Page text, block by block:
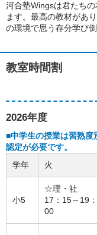
河合塾Wingsは君たち
ます。最高の教材があ
の環境で思う存分学び
教室時間割
2026年度
■中学生の授業は習熟
認定が必要です。
学年
火
小5
☆理・社
17：15～19：
00